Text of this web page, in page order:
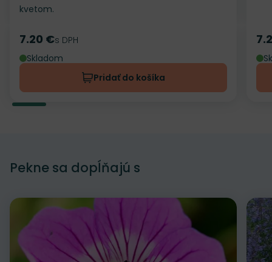
kvetom.
Cena
7.20 €s DPH
Skladom
Pridať do košíka
Pekne sa dopĺňajú s